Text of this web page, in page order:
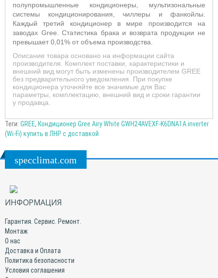
полупромышленные кондиционеры, мультизональные
системы кондиционирования, чиллеры и фанкойлы.
Каждый третий кондиционер в мире производится на
заводах Gree. Статистика брака и возврата продукции не
превышает 0,01% от объема производства.
Описание товара основано на информации сайта
производителя. Комплект поставки, характеристики и
внешний вид могут быть изменены производителем GREE
без предварительного уведомления. При покупке
кондиционера уточняйте все значимые для Вас
параметры, комплектацию, внешний вид и сроки гарантии
у продавца.
Теги: GREE, Кондиционер Gree Airy White GWH24AVEXF-K6DNA1A inverter
(Wi-Fi) купить в ЛНР с доставкой
specclimat.com
ИНФОРМАЦИЯ
Гарантия. Сервис. Ремонт.
Монтаж
О нас
Доставка и Оплата
Политика безопасности
Условия соглашения